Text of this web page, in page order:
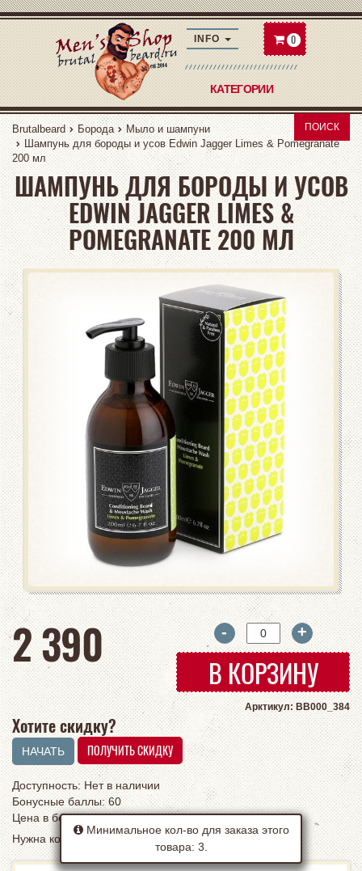
INFO
КАТЕГОРИИ
0
ПОИСК
Brutalbeard Борода
Мыло и шампуни
Шампунь для бороды и усов Edwin Jagger Limes & Pomegranate
200 мл
ШАМПУНЬ ДЛЯ БОРОДЫ И УСОВ
EDWIN JAGGER LIMES &
POMEGRANATE 200 МЛ
2 390руб - +
В КОРЗИНУ
Арктикул: BB000_384
Минимальное кол-во для заказа этого
товара: 3.
Хотите скидку?
Доступность: Нет в наличии
Бонусные баллы: 60
Цена в бонусных баллах:2390
Нужна консультация?
ЗАКАЖИТЕ ЗВОНОК